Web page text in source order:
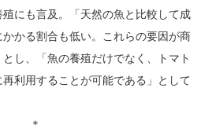
にも言及。「天然の魚と比較して成
かる割合も低い。これらの要因が商
し、「魚の養殖だけでなく、トマト
利用することが可能である」として
＊